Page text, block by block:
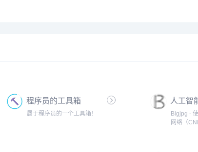
程序员的工具箱
属于程序员的一个工具箱！
人工智
Bigjpg -
网络（